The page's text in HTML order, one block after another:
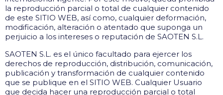
la reproducción parcial o total de cualquier contenido
de este SITIO WEB, así como, cualquier deformación,
modificación, alteración o atentado que suponga un
perjuicio a los intereses o reputación de SAOTEN S.L.
SAOTEN S.L. es el único facultado para ejercer los
derechos de reproducción, distribución, comunicación,
publicación y transformación de cualquier contenido
que se publique en el SITIO WEB. Cualquier Usuario
que decida hacer una reproducción parcial o total